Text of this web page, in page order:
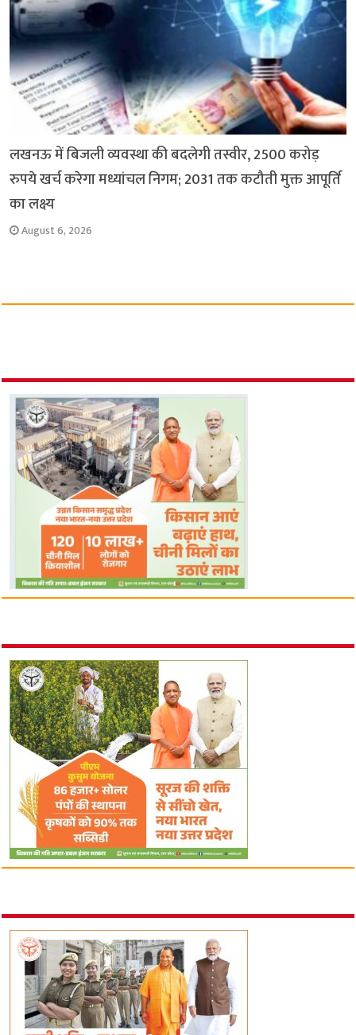
लखनऊ में बिजली व्यवस्था की बदलेगी तस्वीर, 2500 करोड़
रुपये खर्च करेगा मध्यांचल निगम; 2031 तक कटौती मुक्त आपूर्ति
का लक्ष्य
August 6, 2026